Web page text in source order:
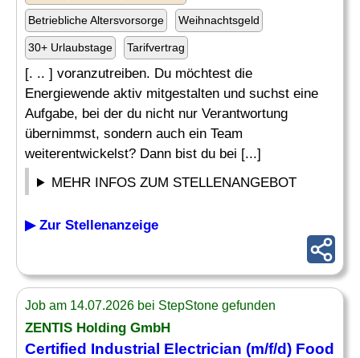
Betriebliche Altersvorsorge Weihnachtsgeld
30+ Urlaubstage Tarifvertrag
[. .. ] voranzutreiben. Du möchtest die
Energiewende aktiv mitgestalten und suchst eine
Aufgabe, bei der du nicht nur Verantwortung
übernimmst, sondern auch ein Team
weiterentwickelst? Dann bist du bei [...]
MEHR INFOS ZUM STELLENANGEBOT
▶ Zur Stellenanzeige
Job am 14.07.2026 bei StepStone gefunden
ZENTIS Holding GmbH
Certified Industrial Electrician (m/f/d) Food